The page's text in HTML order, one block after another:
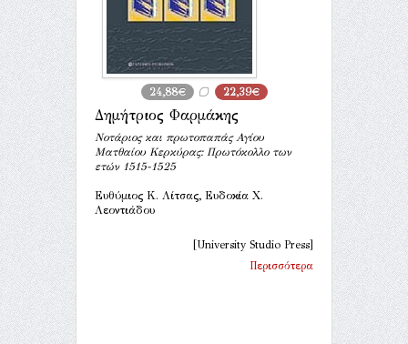
24,88€ 22,39€
Δημήτριος Φαρμάκης
Νοτάριος και πρωτοπαπάς Αγίου
Ματθαίου Κερκύρας: Πρωτόκολλο των
ετών 1515-1525
Ευθύμιος Κ. Λίτσας, Ευδοκία Χ.
Λεοντιάδου
[University Studio Press]
Περισσότερα